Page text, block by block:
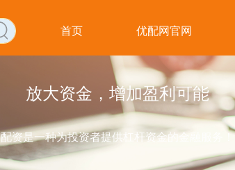
首页 优配网官网
放大资金，增加盈利可能
配资是一种为投资者提供杠杆资金的金融服务！